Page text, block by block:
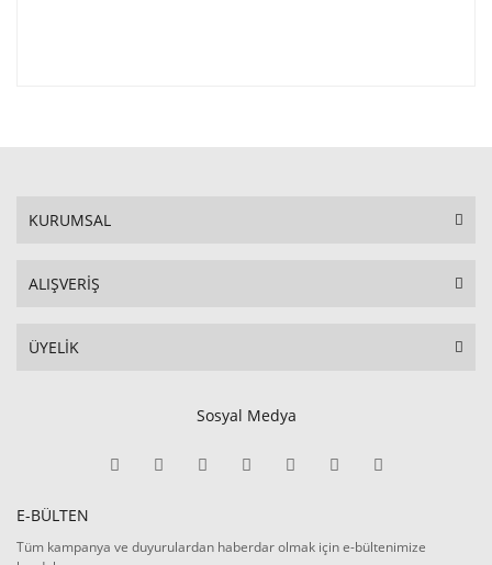
KURUMSAL
ALIŞVERİŞ
ÜYELİK
Sosyal Medya
E-BÜLTEN
Tüm kampanya ve duyurulardan haberdar olmak için e-bültenimize